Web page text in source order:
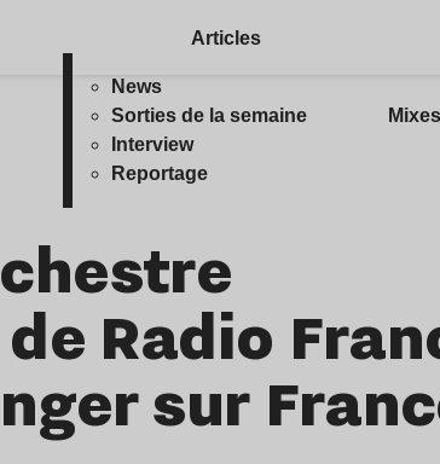
Articles
News
Sorties de la semaine
Interview
Reportage
Mixes
Radio
sur